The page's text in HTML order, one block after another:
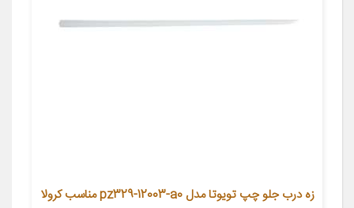
زه درب جلو چپ تویوتا مدل pz329-12003-a0 مناسب کرولا